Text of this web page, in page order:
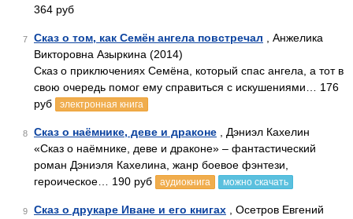
364 руб
7 Сказ о том, как Семён ангела повстречал , Анжелика
Викторовна Азыркина (2014)
Сказ о приключениях Семёна, который спас ангела, а тот в
свою очередь помог ему справиться с искушениями… 176
руб
электронная книга
8 Сказ о наёмнике, деве и драконе , Дэниэл Кахелин
«Сказ о наёмнике, деве и драконе» – фантастический
роман Дэниэля Кахелина, жанр боевое фэнтези,
героическое… 190 руб
аудиокнига можно скачать
9 Сказ о друкаре Иване и его книгах , Осетров Евгений